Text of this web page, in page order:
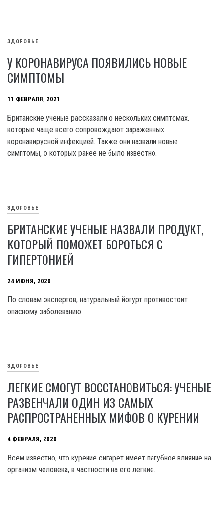
ЗДОРОВЬЕ
У КОРОНАВИРУСА ПОЯВИЛИСЬ НОВЫЕ
СИМПТОМЫ
11 ФЕВРАЛЯ, 2021
Британские ученые рассказали о нескольких симптомах,
которые чаще всего сопровождают зараженных
коронавирусной инфекцией. Также они назвали новые
симптомы, о которых ранее не было известно.
ЗДОРОВЬЕ
БРИТАНСКИЕ УЧЕНЫЕ НАЗВАЛИ ПРОДУКТ,
КОТОРЫЙ ПОМОЖЕТ БОРОТЬСЯ С
ГИПЕРТОНИЕЙ
24 ИЮНЯ, 2020
По словам экспертов, натуральный йогурт противостоит
опасному заболеванию
ЗДОРОВЬЕ
ЛЕГКИЕ СМОГУТ ВОССТАНОВИТЬСЯ: УЧЕНЫЕ
РАЗВЕНЧАЛИ ОДИН ИЗ САМЫХ
РАСПРОСТРАНЕННЫХ МИФОВ О КУРЕНИИ
4 ФЕВРАЛЯ, 2020
Всем известно, что курение сигарет имеет пагубное влияние на
организм человека, в частности на его легкие.